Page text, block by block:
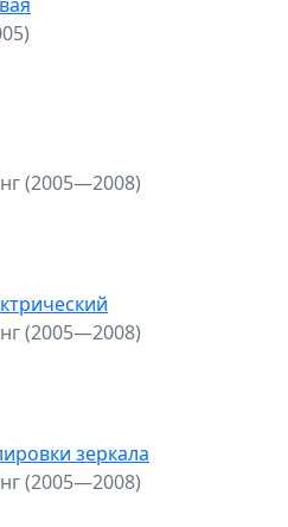
(2005—2008)
(2005—2008)
зеркала
(2005—2008)